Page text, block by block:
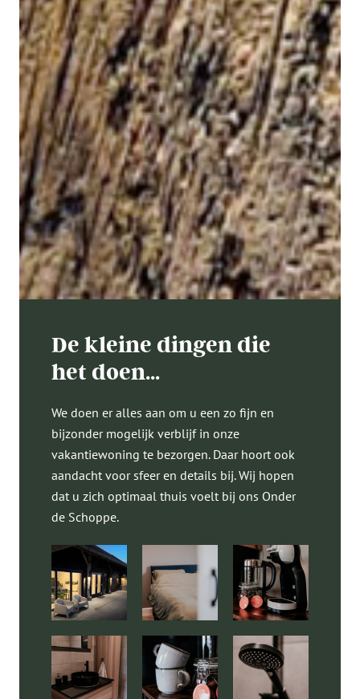
De kleine dingen die
het doen…
We doen er alles aan om u een zo fijn en
bijzonder mogelijk verblijf in onze
vakantiewoning te bezorgen. Daar hoort ook
aandacht voor sfeer en details bij. Wij hopen
dat u zich optimaal thuis voelt bij ons Onder
de Schoppe.